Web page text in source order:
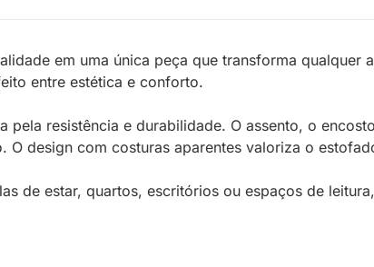
em uma única peça que transforma qualquer
entre estética e conforto.
resistência e durabilidade. O assento, o
design com costuras aparentes valoriza o
de estar, quartos, escritórios ou espaços de